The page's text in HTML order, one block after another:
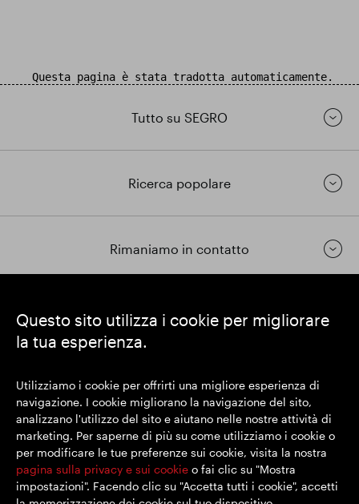
Questo sito utilizza i cookie per migliorare
la tua esperienza.
Utilizziamo i cookie per offrirti una migliore esperienza di
navigazione. I cookie migliorano la navigazione del sito,
analizzano l'utilizzo del sito e aiutano nelle nostre attività di
marketing. Per saperne di più su come utilizziamo i cookie o
per modificare le tue preferenze sui cookie, visita la nostra
pagina sulla privacy e sui cookie o fai clic su "Mostra
impostazioni". Facendo clic su "Accetta tutti i cookie", accetti
Questa pagina è stata tradotta automaticamente.
Tutto su SEGRO
Ricerca popolare
Rimaniamo in contatto
https://www.linkedin.com/
https://www.youtube.com/
https://twitter.com/
SEGRO plc
Numero di registrazione nel Regno Unito 167591
Luogo di registrazione: Inghilterra e Galles
© SEGRO 2022
Disclaimer